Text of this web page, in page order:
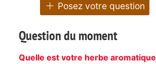
Posez votre question
Question du moment
Quelle est votre herbe aromatique